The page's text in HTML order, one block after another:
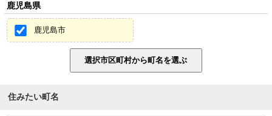
鹿児島県
鹿児島市
住みたい町名